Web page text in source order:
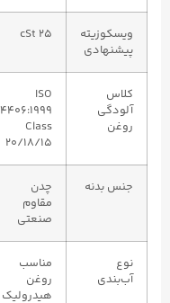
ویسکوزیته
پیشنهادی
25 cSt
کلاس
آلودگی
روغن
ISO
4406:1999
Class
20/18/15
جنس بدنه
چدن
مقاوم
صنعتی
نوع
آب‌بندی
مناسب
روغن
هیدرولیک